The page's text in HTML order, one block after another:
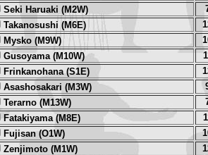
Seki Haruaki (M2W)
Takanosushi (M6E)
Mysko (M9W)
Gusoyama (M10W)
Frinkanohana (S1E)
Asashosakari (M3W)
Terarno (M13W)
Fatakiyama (M8E)
Fujisan (O1W)
Zenjimoto (M1W)